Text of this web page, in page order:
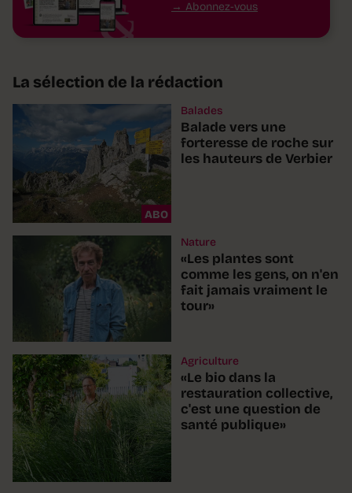
Abonnez-vous
La sélection de la rédaction
ABO
Balades
Balade vers une
forteresse de roche sur
les hauteurs de Verbier
Nature
«Les plantes sont
comme les gens, on n'en
fait jamais vraiment le
tour»
Agriculture
«Le bio dans la
restauration collective,
c'est une question de
santé publique»